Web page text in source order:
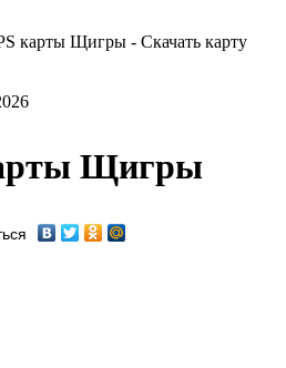
карты Щигры - Скачать карту
Щигры